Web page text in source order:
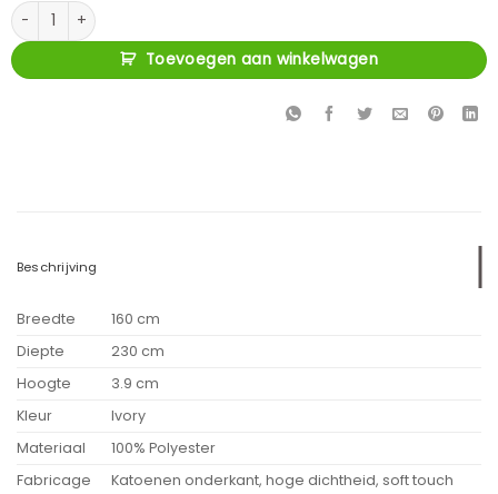
Heaven Organische Vorm Vloerkleed Ivory aantal
Toevoegen aan winkelwagen
Beschrijving
Breedte
160 cm
Diepte
230 cm
Hoogte
3.9 cm
Kleur
Ivory
Materiaal
100% Polyester
Fabricage
Katoenen onderkant, hoge dichtheid, soft touch